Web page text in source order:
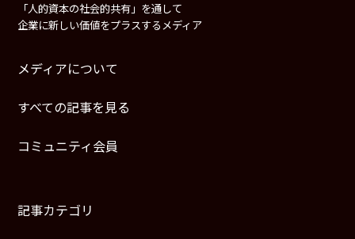
「人的資本の社会的共有」を通して
企業に新しい価値をプラスするメディア
メディアについて
すべての記事を見る
コミュニティ会員
記事カテゴリ